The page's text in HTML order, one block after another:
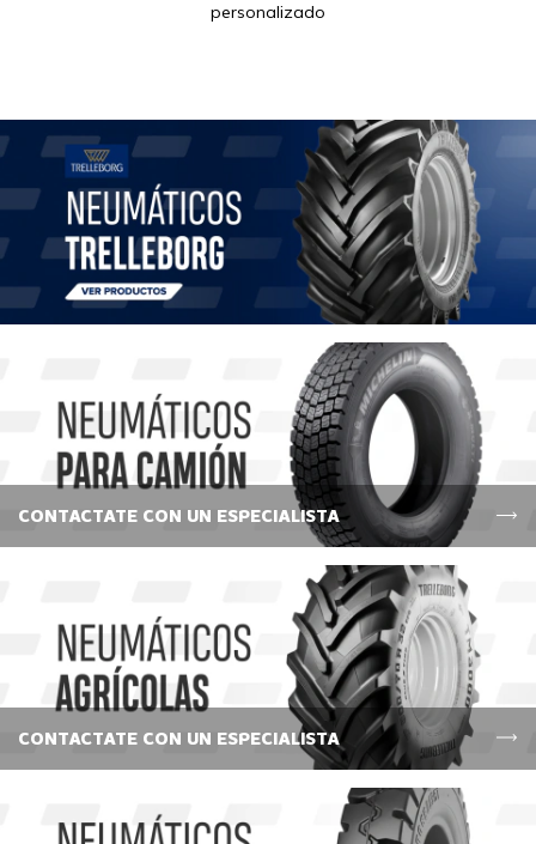
personalizado
CONTACTATE CON UN ESPECIALISTA
CONTACTATE CON UN ESPECIALISTA